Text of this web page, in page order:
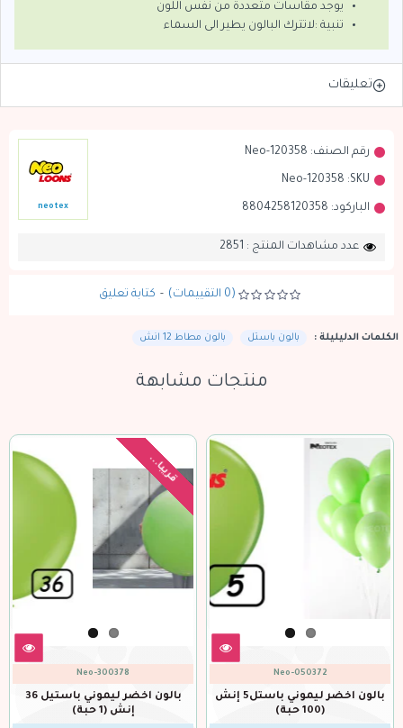
رقم الصنف: Neo-120358
SKU:
Neo-120358
الباركود: 8804258120358
neotex
عدد مشاهدات المنتج : 2851
(0 التقييمات) - كتابة تعليق
يوجد مقاسات متعددة من نفس اللون
تنبية :لاتترك البالون يطير الى السماء
تعليقات
الكلمات الدليليلة : بالون باستل بالون مطاط 12 انش
منتجات مشابهة
Neo-050372
بالون اخضر ليموني باستل5 إنش
(100 حبة)
قريبا...
Neo-300378
بالون اخضر ليموني باستيل 36
إنش (1 حبة)